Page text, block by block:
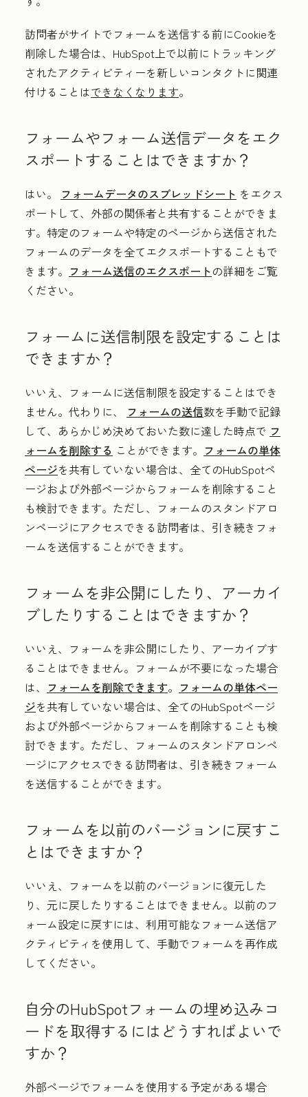
訪問者がサイトでフォームを送信する前にCookieを
削除した場合は、HubSpot上で以前にトラッキング
されたアクティビティーを新しいコンタクトに関連
付けることはできなくなります。
フォームやフォーム送信データをエク
スポートすることはできますか？
はい。 フォームデータのスプレッドシート をエクス
ポートして、外部の関係者と共有することができま
す。特定のフォームや特定のページから送信された
フォームのデータを全てエクスポートすることもで
きます。 フォーム送信のエクスポートの詳細をご覧
ください。
フォームに送信制限を設定することは
できますか？
いいえ、フォームに送信制限を設定することはでき
ません。代わりに、
フォームの送信数を手動で記録
して、あらかじめ決めておいた数に達した時点で フ
ォームを削除する ことができます。 フォームの単体
ページを共有していない場合は、全てのHubSpotペ
ージおよび外部ページからフォームを削除すること
も検討できます。ただし、フォームのスタンドアロ
ンページにアクセスできる訪問者は、引き続きフォ
ームを送信することができます。
フォームを非公開にしたり、アーカイ
ブしたりすることはできますか？
いいえ、フォームを非公開にしたり、アーカイブす
ることはできません。フォームが不要になった場合
は、 フォームを削除できます。 フォームの単体ペー
ジを共有していない場合は、全てのHubSpotページ
および外部ページからフォームを削除することも検
討できます。ただし、フォームのスタンドアロンペ
ージにアクセスできる訪問者は、引き続きフォーム
を送信することができます。
フォームを以前のバージョンに戻すこ
とはできますか？
いいえ、フォームを以前のバージョンに復元した
り、元に戻したりすることはできません。以前のフ
ォーム設定に戻すには、利用可能なフォーム送信ア
クティビティを使用して、手動でフォームを再作成
してください。
自分のHubSpotフォームの埋め込みコ
ードを取得するにはどうすればよいで
すか？
外部ページでフォームを使用する予定がある場合